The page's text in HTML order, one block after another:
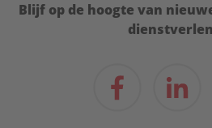
Blijf op de hoogte van